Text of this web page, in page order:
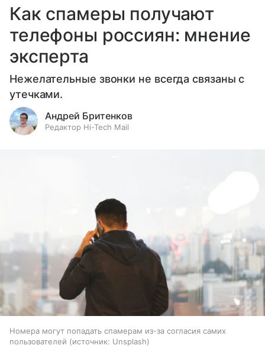
Как спамеры получают
телефоны россиян: мнение
эксперта
Нежелательные звонки не всегда связаны с
утечками.
Андрей Бритенков
Редактор Hi-Tech Mail
Номера могут попадать спамерам из-за согласия самих
пользователей
источник: Unsplash